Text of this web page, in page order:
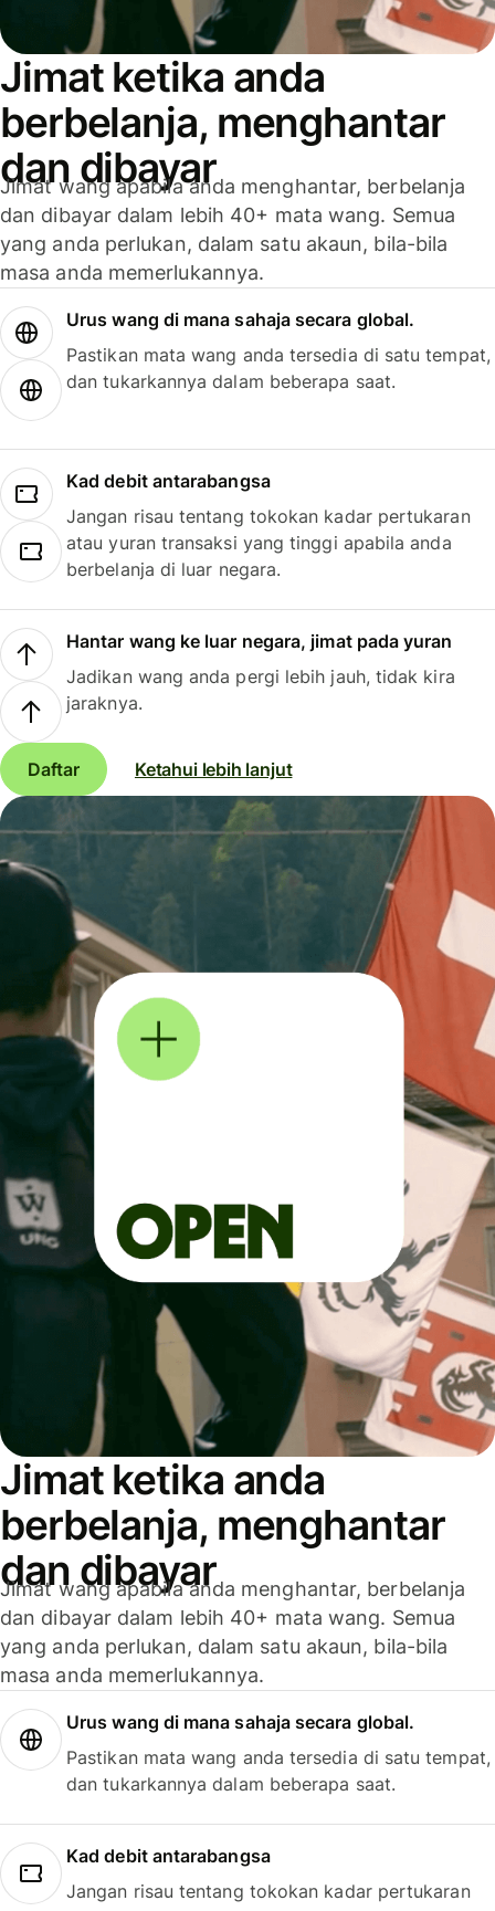
Jimat ketika anda
berbelanja, menghantar
dan dibayar
Jimat wang apabila anda menghantar, berbelanja
dan dibayar dalam lebih 40+ mata wang. Semua
yang anda perlukan, dalam satu akaun, bila-bila
masa anda memerlukannya.
Urus wang di mana sahaja secara global.
Pastikan mata wang anda tersedia di satu tempat,
dan tukarkannya dalam beberapa saat.
Kad debit antarabangsa
Jangan risau tentang tokokan kadar pertukaran
atau yuran transaksi yang tinggi apabila anda
berbelanja di luar negara.
Hantar wang ke luar negara, jimat pada yuran
Jadikan wang anda pergi lebih jauh, tidak kira
jaraknya.
Daftar Ketahui lebih lanjut
Jimat ketika anda
berbelanja, menghantar
dan dibayar
Jimat wang apabila anda menghantar, berbelanja
dan dibayar dalam lebih 40+ mata wang. Semua
yang anda perlukan, dalam satu akaun, bila-bila
masa anda memerlukannya.
Urus wang di mana sahaja secara global.
Pastikan mata wang anda tersedia di satu tempat,
dan tukarkannya dalam beberapa saat.
Kad debit antarabangsa
Jangan risau tentang tokokan kadar pertukaran